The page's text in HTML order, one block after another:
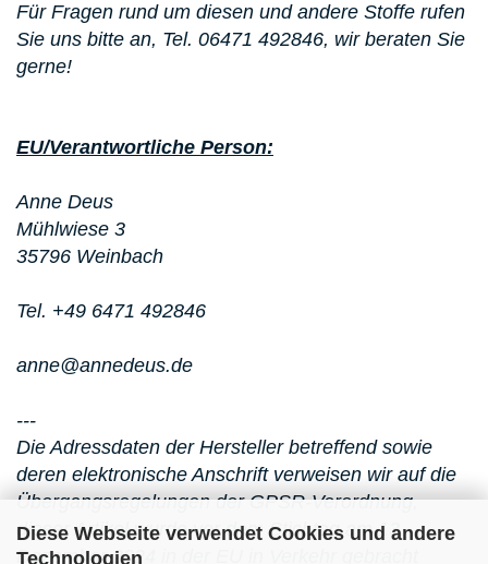
Diese Webseite verwendet Cookies und andere
Technologien
Für Fragen rund um diesen und andere Stoffe rufen
Sie uns bitte an, Tel. 06471 492846, wir beraten Sie
gerne!
EU/Verantwortliche Person:
Anne Deus
Mühlwiese 3
35796 Weinbach
Tel. +49 6471 492846
anne@annedeus.de
---
Die Adressdaten der Hersteller betreffend sowie
deren elektronische Anschrift verweisen wir auf die
Übergangsregelungen der GPSR-Verordnung,
dieser Artikel wurde vor dem Stichtag am 13.
Dezember 2024 in der EU in Verkehr gebracht